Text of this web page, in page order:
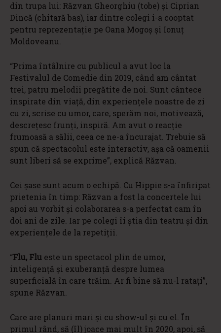
din trupa lui: Răzvan Gheorghiu (tobe) şi Ciprian
Dincă (chitară bas), iar dintre colegi i-a cooptat
pentru reprezentaţie pe Oana Mogoş şi Ionuț
Moldoveanu.
“Prima întâlnire cu publicul a avut loc la
Festivalul de Comedie din 2019, când am cântat
trei, patru melodii pregătite de noi. Sunt cântece
inspirate din viaţă, din experienţele noastre de zi
cu zi, scrise cu umor, care, sperăm noi, motivează,
descreţesc frunţi, inspiră. Am avut o reacţie
frumoasă a sălii, ceea ce ne-a încurajat. Trebuie să
spun că spectacolul este interactiv, aşa că oamenii
sunt liberi să se exprime”, explică Răzvan.
Cei şase sunt acum o echipă. Cu Hippie s-a înfiripat
prietenia în timp: Răzvan a fost la concertele lui
apoi au vorbit şi colaborarea s-a perfectat cam în
doi ani de zile. Iar pe colegi îi ştia din teatru şi din
experienţele de la repetiţii.
“Flu, Flu este un spectacol plin de umor,
inteligență și exuberanță despre lumea
superficială în care trăim. Ar fi bine să nu-l rataţi”,
spune Răzvan.
Care are planuri mari şi cu show-ul şi cu el. În
primul rând, să (îl) joace mai mult în 2020, apoi, să